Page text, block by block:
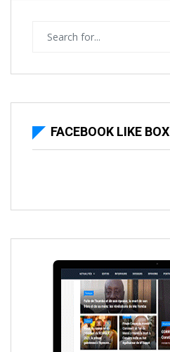
FACEBOOK LIKE BOX